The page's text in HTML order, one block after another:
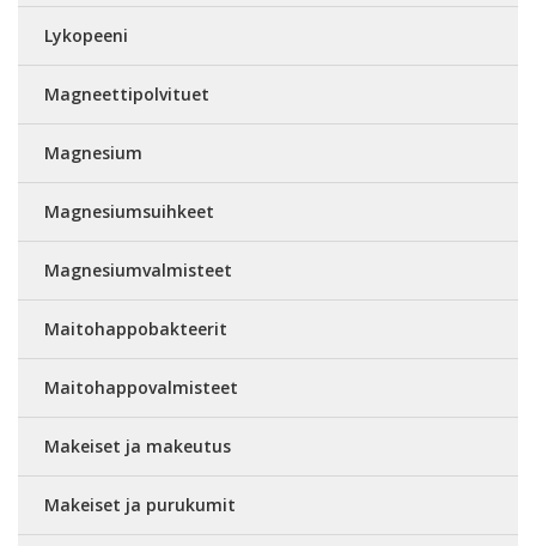
Lykopeeni
Magneettipolvituet
Magnesium
Magnesiumsuihkeet
Magnesiumvalmisteet
Maitohappobakteerit
Maitohappovalmisteet
Makeiset ja makeutus
Makeiset ja purukumit